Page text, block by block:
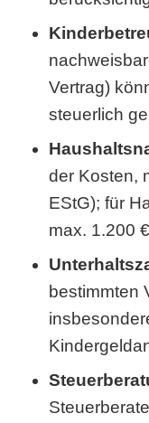
Vertrag)
steuerlich
der Kosten,
EStG); für
max. 1.200
bestimmten